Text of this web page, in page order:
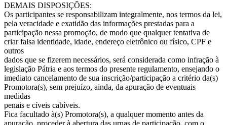
DEMAIS DISPOSIÇÕES:
Os participantes se responsabilizam integralmente, nos termos da lei,
pela veracidade e exatidão das informações prestadas para a
participação nessa promoção, de modo que qualquer tentativa de
criar falsa identidade, idade, endereço eletrônico ou físico, CPF e
outros
dados que se fizerem necessários, será considerada como infração à
legislação Pátria e aos termos do presente regulamento, ensejando o
imediato cancelamento de sua inscrição/participação a critério da(s)
Promotora(s), sem prejuízo, ainda, da apuração de eventuais
medidas
penais e cíveis cabíveis.
Fica facultado à(s) Promotora(s), a qualquer momento antes da
apuração, proceder à abertura das urnas de participação, com o